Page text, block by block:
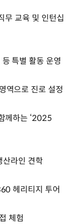
무 교육 및 인턴십
특별 활동 운영
역으로 진로 설정
께하는 ‘2025
라인 견학
헤리티지 투어
체험